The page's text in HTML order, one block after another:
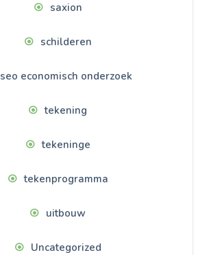
saxion
schilderen
seo economisch onderzoek
tekening
tekeninge
tekenprogramma
uitbouw
Uncategorized